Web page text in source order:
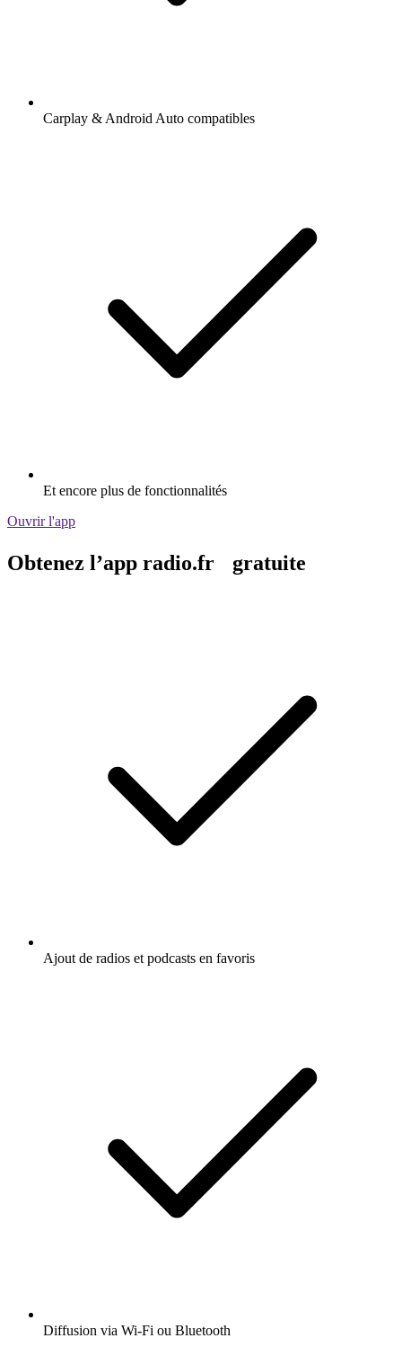
Carplay & Android Auto compatibles
Et encore plus de fonctionnalités
Ouvrir l'app
Obtenez l’app radio.fr gratuite
Ajout de radios et podcasts en favoris
Diffusion via Wi-Fi ou Bluetooth